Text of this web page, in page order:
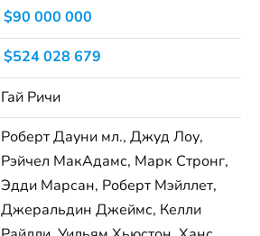
$90 000 000
$524 028 679
Гай Ричи
Роберт Дауни мл., Джуд Лоу,
Рэйчел МакАдамс, Марк Стронг,
Эдди Марсан, Роберт Мэйллет,
Джеральдин Джеймс, Келли